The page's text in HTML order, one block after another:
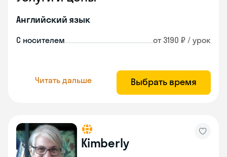
Английский язык
С носителем от 3190 ₽ / урок
Читать дальше Выбрать время
Kimberly